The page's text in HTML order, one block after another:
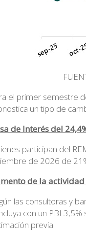
el primer semestre
un tipo de
de Interés del
participan del
de 2026 de
de la actividad
las consultoras y
con un PBI
previa.